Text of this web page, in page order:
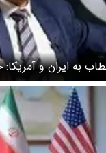
به ایران و
/ اسلام‌آباد آماده